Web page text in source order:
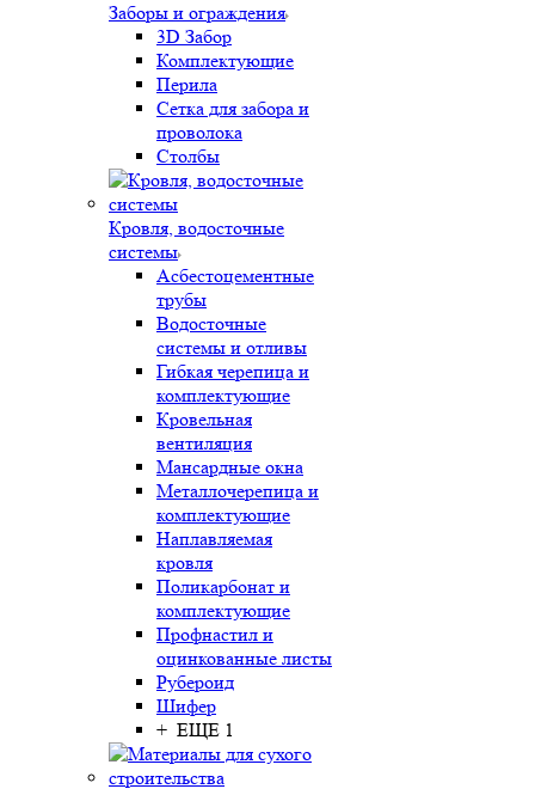
Заборы и ограждения
3D Забор
Комплектующие
Перила
Сетка для забора и
проволока
Столбы
Кровля, водосточные
системы
Асбестоцементные
трубы
Водосточные
системы и отливы
Гибкая черепица и
комплектующие
Кровельная
вентиляция
Мансардные окна
Металлочерепица и
комплектующие
Наплавляемая
кровля
Поликарбонат и
комплектующие
Профнастил и
оцинкованные листы
Рубероид
Шифер
+ ЕЩЕ 1